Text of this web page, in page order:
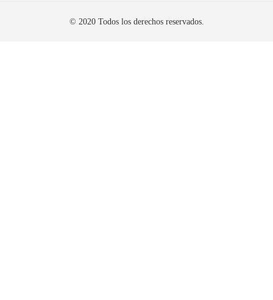
© 2020 Todos los derechos reservados.